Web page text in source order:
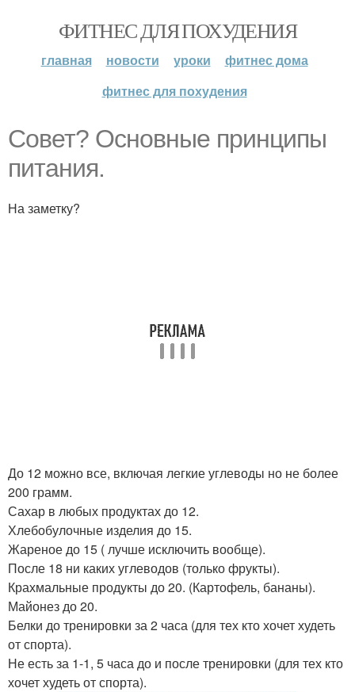
ФИТНЕС ДЛЯ ПОХУДЕНИЯ
главная новости уроки
фитнес дома
фитнес для похудения
Совет? Основные принципы
питания.
На заметку?
До 12 можно все, включая легкие углеводы но не более
200 грамм.
Сахар в любых продуктах до 12.
Хлебобулочные изделия до 15.
Жареное до 15 ( лучше исключить вообще).
После 18 ни каких углеводов (только фрукты).
Крахмальные продукты до 20. (Картофель, бананы).
Майонез до 20.
Белки до тренировки за 2 часа (для тех кто хочет худеть
от спорта).
Не есть за 1-1, 5 часа до и после тренировки (для тех кто
хочет худеть от спорта).